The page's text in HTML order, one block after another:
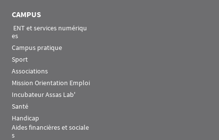
CAMPUS
es
Campus pratique
Sport
Associations
Mission Orientation Emploi
Incubateur Assas Lab'
Santé
Handicap
Aides financières et sociale
s